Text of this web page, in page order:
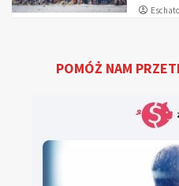
POMÓŻ NAM